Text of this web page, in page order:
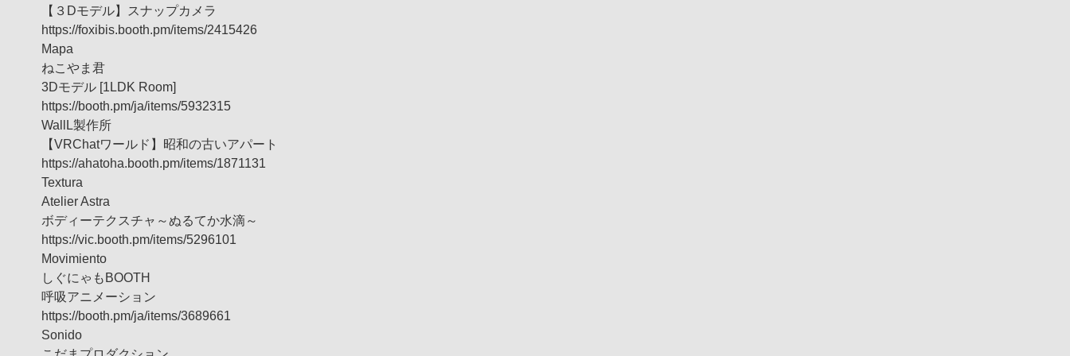
【３Dモデル】スナップカメラ
https://foxibis.booth.pm/items/2415426
Mapa
ねこやま君
3Dモデル [1LDK Room]
https://booth.pm/ja/items/5932315
WallL製作所
【VRChatワールド】昭和の古いアパート
https://ahatoha.booth.pm/items/1871131
Textura
Atelier Astra
ボディーテクスチャ～ぬるてか水滴～
https://vic.booth.pm/items/5296101
Movimiento
しぐにゃもBOOTH
呼吸アニメーション
https://booth.pm/ja/items/3689661
Sonido